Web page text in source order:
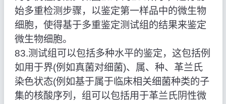
始多重检测步骤，以鉴定第一样品中的微生物
细胞，使得基于多重鉴定测试组的结果来鉴定
微生物细胞。
83.测试组可以包括多种水平的鉴定，这包括例
如用于界(例如真菌对细菌)、属、种、革兰氏
染色状态(例如基于属于临床相关细菌种类的子
集的核酸序列，组可以包括用于革兰氏阴性微